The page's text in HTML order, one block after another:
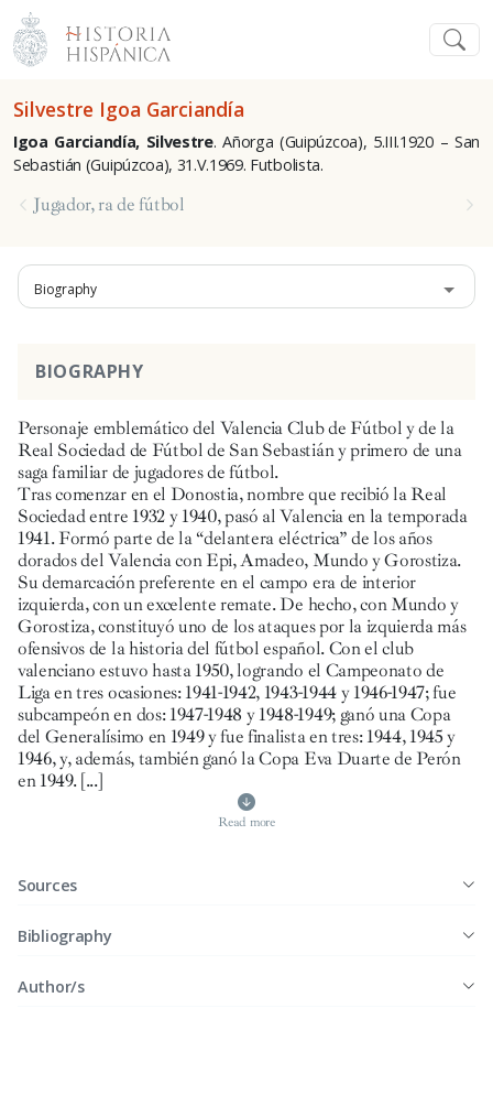
Silvestre Igoa Garciandía
Igoa Garciandía, Silvestre. Añorga (Guipúzcoa), 5.III.1920 – San
Sebastián (Guipúzcoa), 31.V.1969. Futbolista.
Jugador, ra de fútbol
Biography
BIOGRAPHY
Personaje emblemático del Valencia Club de Fútbol y de la
Real Sociedad de Fútbol de San Sebastián y primero de una
saga familiar de jugadores de fútbol.
Tras comenzar en el Donostia, nombre que recibió la Real
Sociedad entre 1932 y 1940, pasó al Valencia en la temporada
1941. Formó parte de la “delantera eléctrica” de los años
dorados del Valencia con Epi, Amadeo, Mundo y Gorostiza.
Su demarcación preferente en el campo era de interior
izquierda, con un excelente remate. De hecho, con Mundo y
Gorostiza, constituyó uno de los ataques por la izquierda más
ofensivos de la historia del fútbol español. Con el club
valenciano estuvo hasta 1950, logrando el Campeonato de
Liga en tres ocasiones: 1941-1942, 1943-1944 y 1946-1947; fue
subcampeón en dos: 1947-1948 y 1948-1949; ganó una Copa
del Generalísimo en 1949 y fue finalista en tres: 1944, 1945 y
1946, y, además, también ganó la Copa Eva Duarte de Perón
en 1949.[...]
Read more
Sources
Bibliography
Author/s